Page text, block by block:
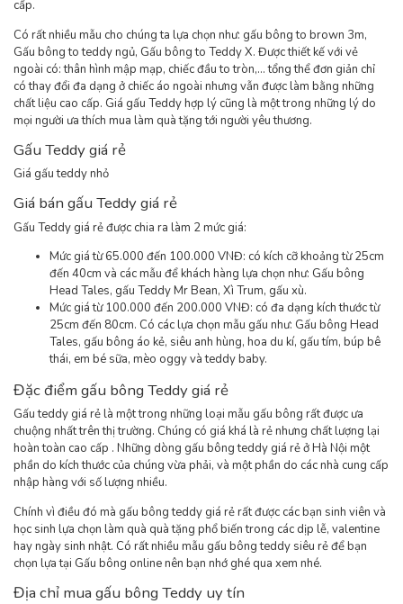
cấp.
Có rất nhiều mẫu cho chúng ta lựa chọn như: gấu bông to brown 3m,
Gấu bông to teddy ngủ, Gấu bông to Teddy X. Được thiết kế với vẻ
ngoài có: thân hình mập mạp, chiếc đầu to tròn,… tổng thể đơn giản chỉ
có thay đổi đa dạng ở chiếc áo ngoài nhưng vẫn được làm bằng những
chất liệu cao cấp. Giá gấu Teddy hợp lý cũng là một trong những lý do
mọi người ưa thích mua làm quà tặng tới người yêu thương.
Gấu Teddy giá rẻ
Giá gấu teddy nhỏ
Giá bán gấu Teddy giá rẻ
Gấu Teddy giá rẻ được chia ra làm 2 mức giá:
Mức giá từ 65.000 đến 100.000 VNĐ: có kích cỡ khoảng từ 25cm
đến 40cm và các mẫu để khách hàng lựa chọn như: Gấu bông
Head Tales, gấu Teddy Mr Bean, Xì Trum, gấu xù.
Mức giá từ 100.000 đến 200.000 VNĐ: có đa dạng kích thước từ
25cm đến 80cm. Có các lựa chọn mẫu gấu như: Gấu bông Head
Tales, gấu bông áo kẻ, siêu anh hùng, hoa du kí, gấu tím, búp bê
thái, em bé sữa, mèo oggy và teddy baby.
Đặc điểm gấu bông Teddy giá rẻ
Gấu teddy giá rẻ là một trong những loại mẫu gấu bông rất được ưa
chuộng nhất trên thị trường. Chúng có giá khá là rẻ nhưng chất lượng lại
hoàn toàn cao cấp . Những dòng gấu bông teddy giá rẻ ở Hà Nội một
phần do kích thước của chúng vừa phải, và một phần do các nhà cung cấp
nhập hàng với số lượng nhiều.
Chính vì điều đó mà gấu bông teddy giá rẻ rất được các bạn sinh viên và
học sinh lựa chọn làm quà quà tặng phổ biến trong các dịp lễ, valentine
hay ngày sinh nhật. Có rất nhiều mẫu gấu bông teddy siêu rẻ để bạn
chọn lựa tại Gấu bông online nên bạn nhớ ghé qua xem nhé.
Địa chỉ mua gấu bông Teddy uy tín